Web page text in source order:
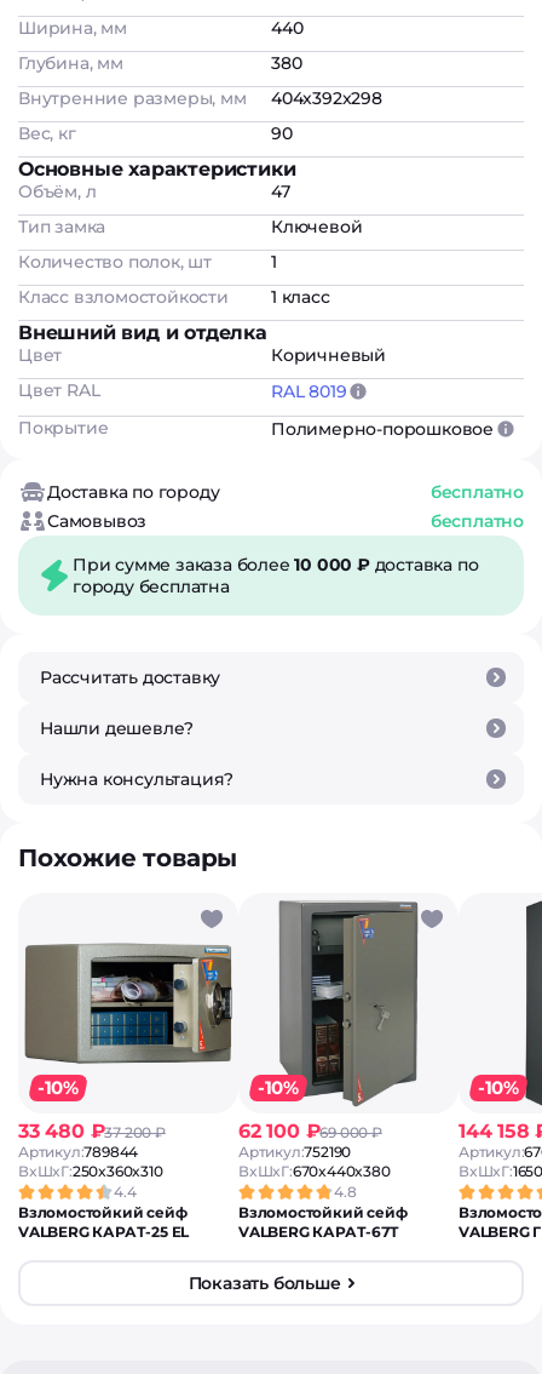
Ширина, мм
440
Глубина, мм
380
Внутренние размеры, мм
404x392x298
Вес, кг
90
Основные характеристики
Объём, л
47
Тип замка
Ключевой
Количество полок, шт
1
Класс взломостойкости
1 класс
Внешний вид и отделка
Цвет
Коричневый
Цвет RAL
RAL 8019
Покрытие
Полимерно-порошковое
Доставка по городу
бесплатно
Самовывоз
бесплатно
При сумме заказа более10 000 ₽доставка по
городу бесплатна
Рассчитать доставку
Нашли дешевле?
Нужна консультация?
Похожие товары
-10%
33 480 ₽37 200 ₽
Артикул:789844
ВxШxГ:250x360x310
4.4
Взломостойкий сейф
VALBERG КАРАТ-25 EL
-10%
62 100 ₽69 000 ₽
Артикул:752190
ВxШxГ:670x440x380
4.8
Взломостойкий сейф
VALBERG КАРАТ-67T
-10%
144 158
Артикул:
ВxШxГ:
VALBERG
Показать больше